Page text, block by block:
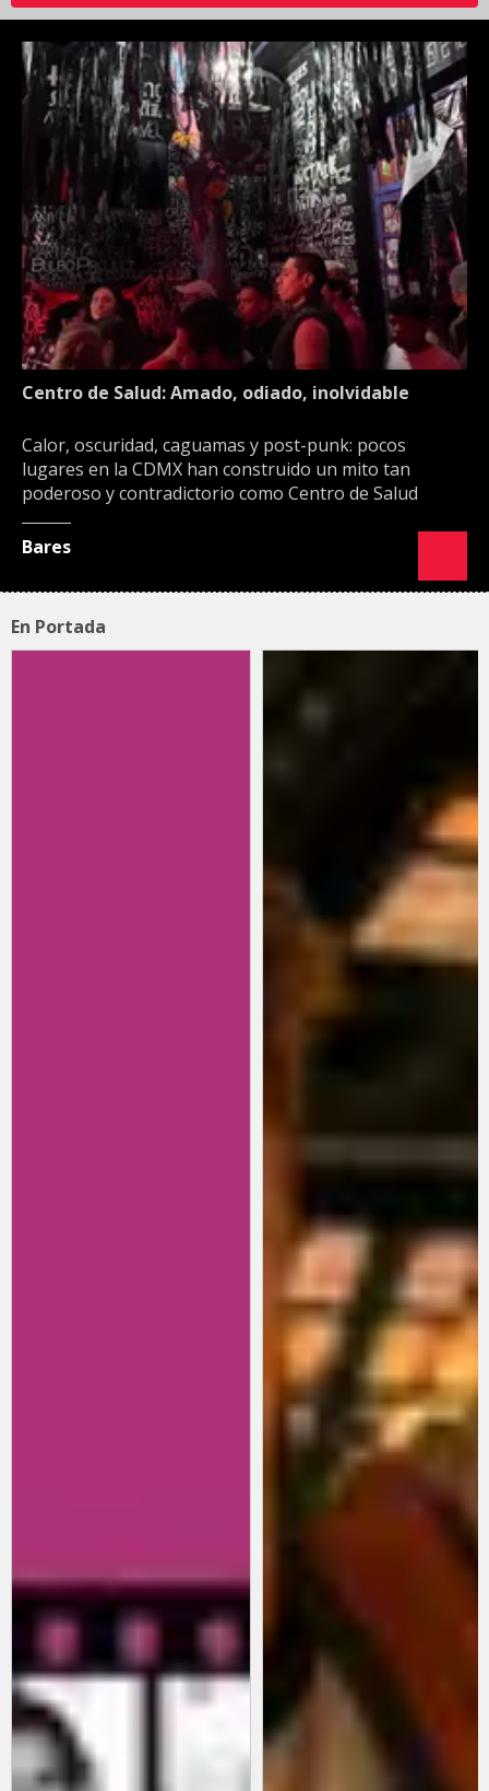
Centro de Salud: Amado, odiado, inolvidable
Calor, oscuridad, caguamas y post-punk: pocos
lugares en la CDMX han construido un mito tan
poderoso y contradictorio como Centro de Salud
Bares
En Portada